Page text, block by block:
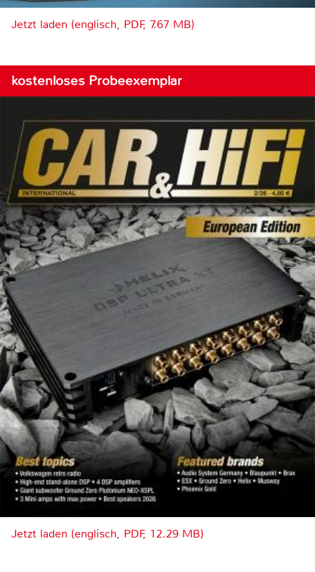
Jetzt laden (englisch, PDF, 7.67 MB)
kostenloses Probeexemplar
Jetzt laden (englisch, PDF, 12.29 MB)